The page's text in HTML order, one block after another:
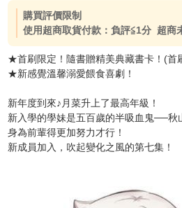
加價購 ( 共
(加購品) 買動漫★《
★首刷限定！隨書贈精美典藏書卡！(首